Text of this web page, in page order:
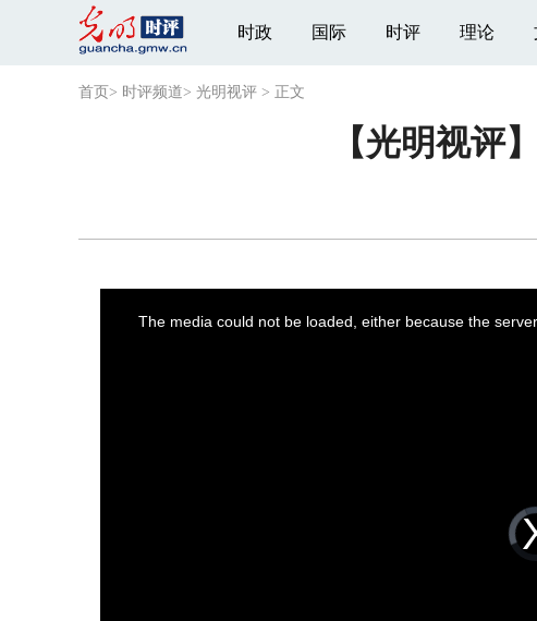
时政 国际 时评 理论
首页 > 时评频道> 光明视评 > 正文
【光明视评
is
The media could not be loaded, either because the